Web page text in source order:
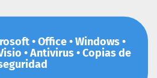
• Office • Windows •
• Antivirus • Copias de